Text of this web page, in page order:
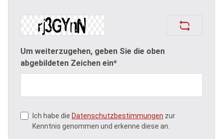
Um weiterzugehen, geben Sie die oben
abgebildeten Zeichen ein*
Ich habe die Datenschutzbestimmungen zur
Kenntnis genommen und erkenne diese an.